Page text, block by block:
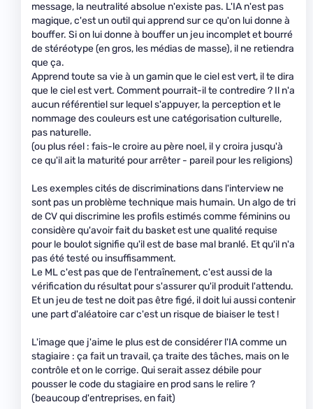
message, la neutralité absolue n'existe pas. L'IA n'est pas
magique, c'est un outil qui apprend sur ce qu'on lui donne à
bouffer. Si on lui donne à bouffer un jeu incomplet et bourré
de stéréotype (en gros, les médias de masse), il ne retiendra
que ça.
Apprend toute sa vie à un gamin que le ciel est vert, il te dira
que le ciel est vert. Comment pourrait-il te contredire ? Il n'a
aucun référentiel sur lequel s'appuyer, la perception et le
nommage des couleurs est une catégorisation culturelle,
pas naturelle.
(ou plus réel : fais-le croire au père noel, il y croira jusqu'à
ce qu'il ait la maturité pour arrêter - pareil pour les religions)
Les exemples cités de discriminations dans l'interview ne
sont pas un problème technique mais humain. Un algo de tri
de CV qui discrimine les profils estimés comme féminins ou
considère qu'avoir fait du basket est une qualité requise
pour le boulot signifie qu'il est de base mal branlé. Et qu'il n'a
pas été testé ou insuffisamment.
Le ML c'est pas que de l'entraînement, c'est aussi de la
vérification du résultat pour s'assurer qu'il produit l'attendu.
Et un jeu de test ne doit pas être figé, il doit lui aussi contenir
une part d'aléatoire car c'est un risque de biaiser le test !
L'image que j'aime le plus est de considérer l'IA comme un
stagiaire : ça fait un travail, ça traite des tâches, mais on le
contrôle et on le corrige. Qui serait assez débile pour
pousser le code du stagiaire en prod sans le relire ?
(beaucoup d'entreprises, en fait)